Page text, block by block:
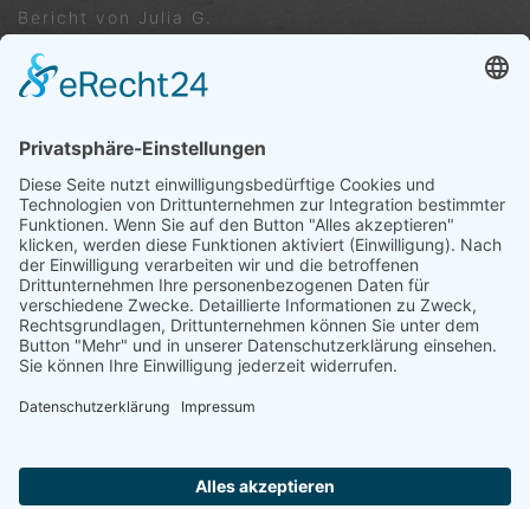
Bericht von Julia G.
Sommerfest 2023
Trete uns ganz einfach bei ...
Wir freuen uns auf dich – Dein Tennisverein
Ergenzingen
HIER KLICKEN